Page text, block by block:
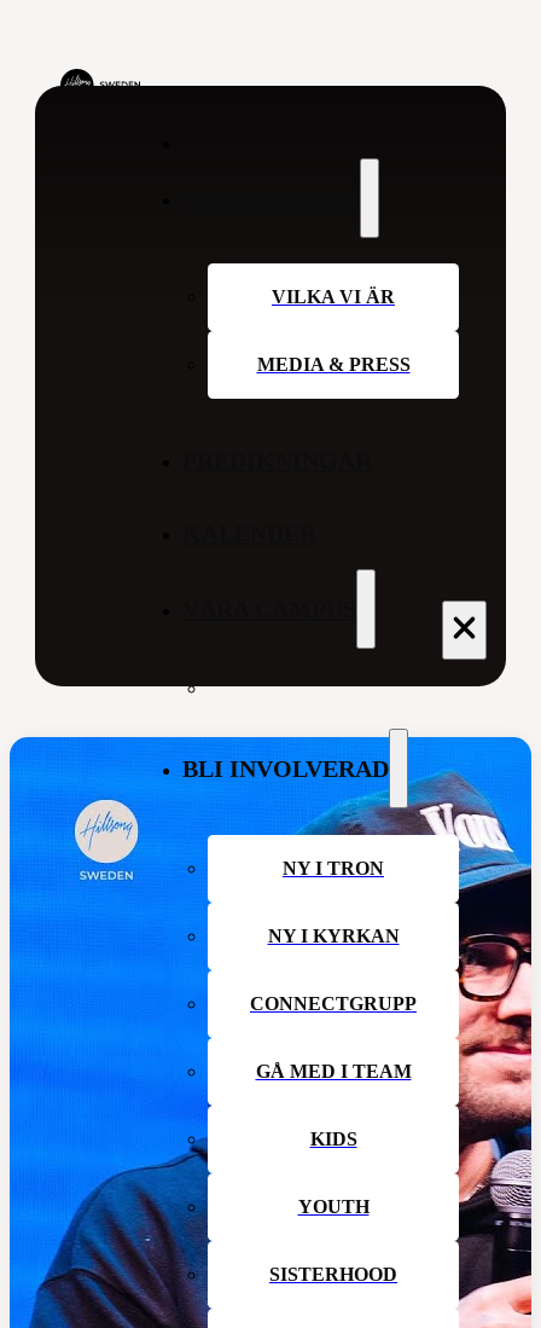
VILKA VI ÄR
MEDIA & PRESS
BLI INVOLVERAD
NY I TRON
NY I KYRKAN
CONNECTGRUPP
GÅ MED I TEAM
KIDS
YOUTH
SISTERHOOD